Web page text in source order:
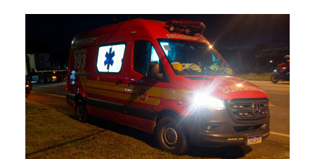
Criciúma, SC - 28/07/2026 - 07H21MIN